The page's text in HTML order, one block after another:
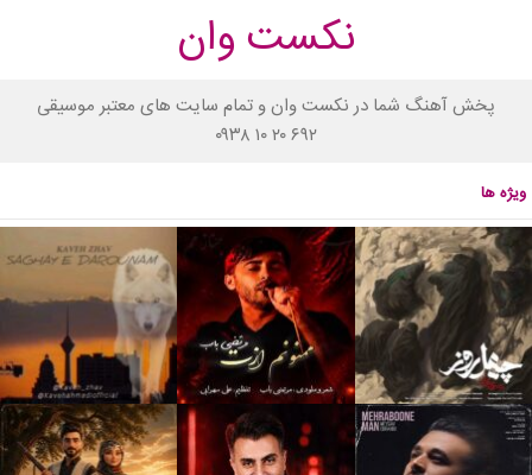
نکست وان
پخش آهنگ شما در نکست وان و تمام سایت های معتبر موسیقی
۰۹۳۸ ۱۰ ۲۰ ۶۹۲
ویژه ها